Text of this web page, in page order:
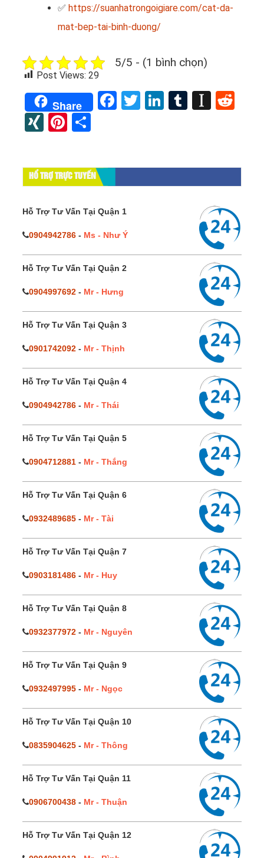
✅ https://suanhatrongoigiare.com/cat-da-
mat-bep-tai-binh-duong/
5/5 - (1 bình chọn)
Post Views: 29
Share Facebook
TwitterLinkedIn
Tumblr
XINGPinterest
HỔ TRỢ TRỰC TUYẾN
Hỗ Trợ Tư Vấn Tại Quận 1
0904942786 - Ms - Như Ý
Hỗ Trợ Tư Vấn Tại Quận 2
0904997692 - Mr - Hưng
Hỗ Trợ Tư Vấn Tại Quận 3
0901742092 - Mr - Thịnh
Hỗ Trợ Tư Vấn Tại Quận 4
0904942786 - Mr - Thái
Hỗ Trợ Tư Vấn Tại Quận 5
0904712881 - Mr - Thắng
Hỗ Trợ Tư Vấn Tại Quận 6
0932489685 - Mr - Tài
Hỗ Trợ Tư Vấn Tại Quận 7
0903181486 - Mr - Huy
Hỗ Trợ Tư Vấn Tại Quận 8
0932377972 - Mr - Nguyên
Hỗ Trợ Tư Vấn Tại Quận 9
0932497995 - Mr - Ngọc
Hỗ Trợ Tư Vấn Tại Quận 10
0835904625 - Mr - Thông
Hỗ Trợ Tư Vấn Tại Quận 11
0906700438 - Mr - Thuận
Hỗ Trợ Tư Vấn Tại Quận 12